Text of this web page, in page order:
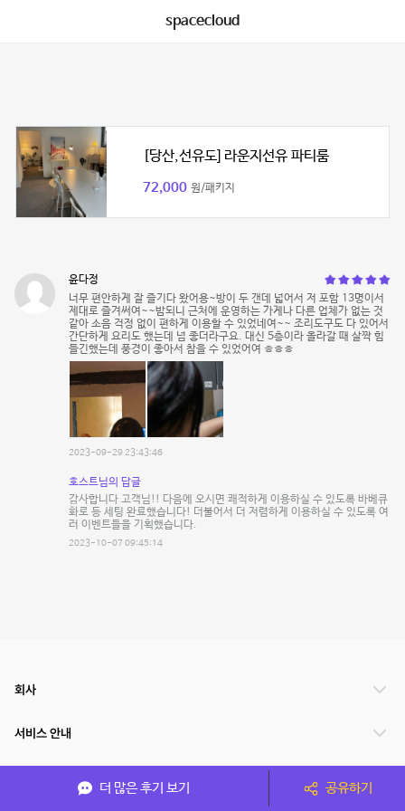
spacecloud
[당산,선유도] 라운지선유 파티룸
72,000 원/패키지
윤다정
너무 편안하게 잘 즐기다 왔어용~방이 두 갠데 넓어서 저 포함 13명이서
제대로 즐겨써여~~밤되니 근처에 운영하는 가게나 다른 업체가 없는 것
같아 소음 걱정 없이 편하게 이용할 수 있었네여~~ 조리도구도 다 있어서
간단하게 요리도 했는데 넘 좋더라구요. 대신 5층이라 올라갈 때 살짝 힘
들긴했는데 풍경이 좋아서 참을 수 있었어여 ㅎㅎㅎ
2023-09-29 23:43:46
호스트님의 답글
감사합니다 고객님!! 다음에 오시면 쾌적하게 이용하실 수 있도록 바베큐
화로 등 세팅 완료했습니다! 더불어서 더 저렴하게 이용하실 수 있도록 여
러 이벤트들을 기획했습니다.
2023-10-07 09:45:14
더 많은 후기 보기 공유하기
회사
서비스 안내